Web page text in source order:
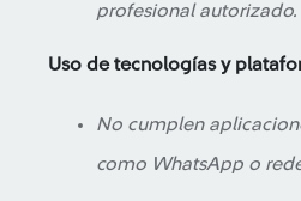
profesional autorizado.
Uso de tecnologías y
No cumplen
como WhatsApp o